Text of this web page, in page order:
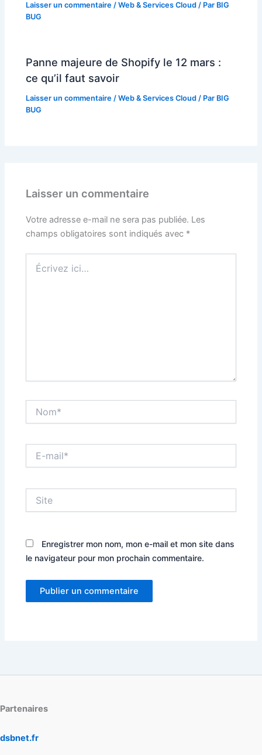
Laisser un commentaire /Web & Services Cloud / Par BIG
BUG
Panne majeure de Shopify le 12 mars :
ce qu’il faut savoir
Laisser un commentaire /Web & Services Cloud / Par BIG
BUG
Laisser un commentaire
Votre adresse e-mail ne sera pas publiée. Les
champs obligatoires sont indiqués avec *
ici…
mail*
Enregistrer mon nom, mon e-mail et mon site dans
le navigateur pour mon prochain commentaire.
Partenaires
dsbnet.fr